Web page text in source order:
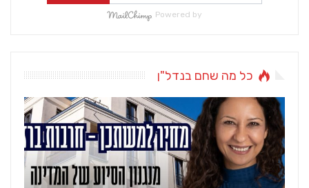
Powered by
כל מה שחם בנדל"ן